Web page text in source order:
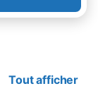
Tout afficher